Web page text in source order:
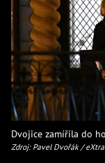
Dvojice zamířila do
Zdroj: Pavel Dvořák /